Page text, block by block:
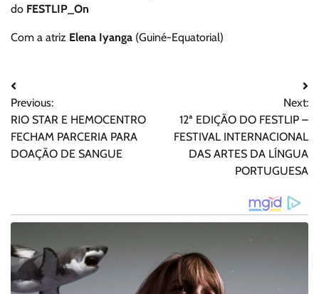
do FESTLIP_On
Com a atriz Elena Iyanga (Guiné-Equatorial)
Navegação
de
Post
Previous:
RIO STAR E HEMOCENTRO
FECHAM PARCERIA PARA
DOAÇÃO DE SANGUE
Next:
12ª EDIÇÃO DO FESTLIP –
FESTIVAL INTERNACIONAL
DAS ARTES DA LÍNGUA
PORTUGUESA